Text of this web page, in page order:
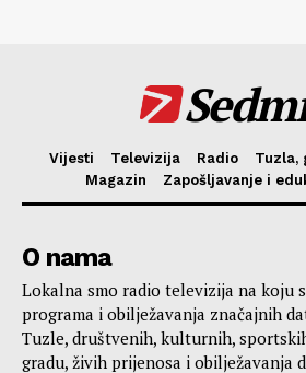
Vijesti Televizija Radio Tuzla,
Magazin
Zapošljavanje i
O nama
Lokalna smo radio televizija na koju
programa i obilježavanja značajnih
Tuzle, društvenih, kulturnih,
gradu, živih prijenosa i obilježavanja